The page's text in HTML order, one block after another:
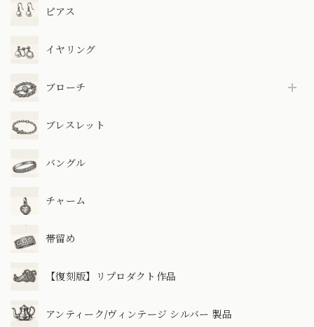
ピアス
イヤリング
ブローチ
ブレスレット
バングル
チャーム
帯留め
【復刻版】リプロダクト作品
アンティーク/ヴィンテージ シルバー 製品